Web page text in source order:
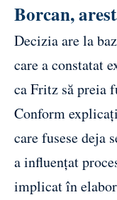
Borcan,
Decizia are la
care a constatat
ca Fritz să preia
Conform
care fusese deja
a influențat
implicat în